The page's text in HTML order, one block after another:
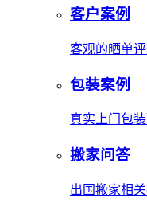
客户案例
客观的晒单
包装案例
真实上门包
搬家问答
出国搬家相